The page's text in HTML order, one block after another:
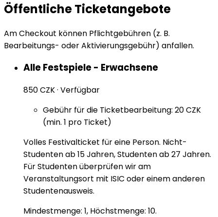
Öffentliche Ticketangebote
Am Checkout können Pflichtgebühren (z. B.
Bearbeitungs- oder Aktivierungsgebühr) anfallen.
Alle Festspiele - Erwachsene
850 CZK· Verfügbar
Gebühr für die Ticketbearbeitung: 20 CZK
(min. 1 pro Ticket)
Volles Festivalticket für eine Person. Nicht-
Studenten ab 15 Jahren, Studenten ab 27 Jahren.
Für Studenten überprüfen wir am
Veranstaltungsort mit ISIC oder einem anderen
Studentenausweis.
Mindestmenge: 1, Höchstmenge: 10.